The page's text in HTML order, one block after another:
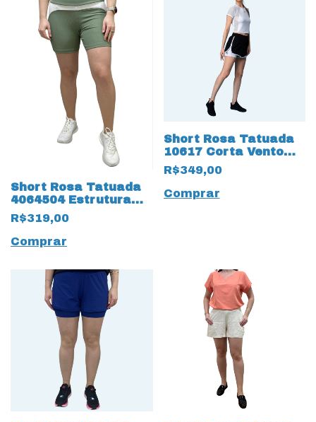
Short Rosa Tatuada
4064504 Estrutura
Recorte Branco
R$319,00
Comprar
Short Rosa Tatuada
10617 Corta Vento
Sobreposto Preto
R$349,00
Comprar